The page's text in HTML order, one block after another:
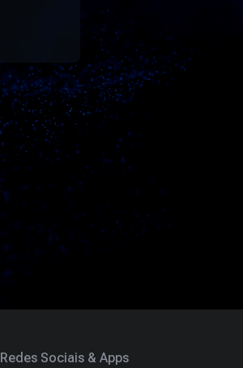
Redes Sociais & Apps